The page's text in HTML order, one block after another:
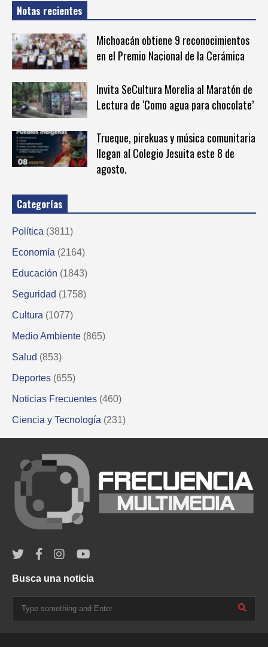
Notas recientes
Michoacán obtiene 9 reconocimientos
en el Premio Nacional de la Cerámica
Invita SeCultura Morelia al Maratón de
Lectura de ‘Como agua para chocolate’
Trueque, pirekuas y música comunitaria
llegan al Colegio Jesuita este 8 de
agosto.
Categorías
Política (3811)
Economía (2164)
Educación (1843)
Seguridad (1758)
Cultura (1077)
Medio Ambiente (865)
Salud (853)
Deportes (655)
Noticias Frecuentes (460)
Ciencia y Tecnología (231)
Busca una noticia